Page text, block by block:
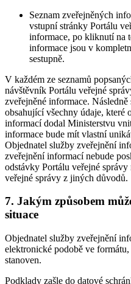
Seznam zveřejněných
vstupní stránky Portálu
informace, po kliknutí na
informace jsou v
sestupně.
V každém ze seznamů
návštěvník Portálu veřejné
zveřejněné informace.
obsahující všechny údaje, které
informací dodal Ministerstvu
informace bude mít vlastní
Objednatel služby zveřejnění
zveřejnění informací nebude
odstávky Portálu veřejné
veřejné správy z jiných důvodů.
7. Jakým způsobem
situace
Objednatel služby zveřejnění
elektronické podobě ve
stanoven.
Podklady zašle do datové